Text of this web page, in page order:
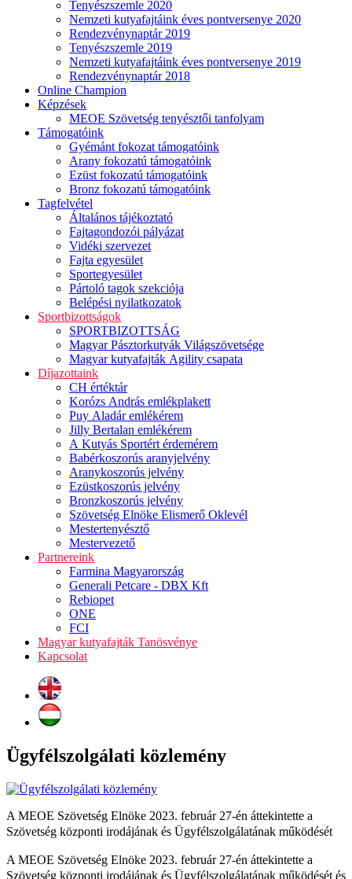
Tenyészszemle 2020
Nemzeti kutyafajtáink éves pontversenye 2020
Rendezvénynaptár 2019
Tenyészszemle 2019
Nemzeti kutyafajtáink éves pontversenye 2019
Rendezvénynaptár 2018
Online Champion
Képzések
MEOE Szövetség tenyésztői tanfolyam
Támogatóink
Gyémánt fokozat támogatóink
Arany fokozatú támogatóink
Ezüst fokozatú támogatóink
Bronz fokozatú támogatóink
Tagfelvétel
Általános tájékoztató
Fajtagondozói pályázat
Vidéki szervezet
Fajta egyesület
Sportegyesület
Pártoló tagok szekciója
Belépési nyilatkozatok
Sportbizottságok
SPORTBIZOTTSÁG
Magyar Pásztorkutyák Világszövetsége
Magyar kutyafajták Agility csapata
Díjazottaink
CH értéktár
Korózs András emlékplakett
Puy Aladár emlékérem
Jilly Bertalan emlékérem
A Kutyás Sportért érdemérem
Babérkoszorús aranyjelvény
Aranykoszorús jelvény
Ezüstkoszorús jelvény
Bronzkoszorús jelvény
Szövetség Elnöke Elismerő Oklevél
Mestertenyésztő
Mestervezető
Partnereink
Farmina Magyarország
Generali Petcare - DBX Kft
Rebiopet
ONE
FCI
Magyar kutyafajták Tanösvénye
Kapcsolat
Ügyfélszolgálati közlemény
A MEOE Szövetség Elnöke 2023. február 27-én áttekintette a
Szövetség központi irodájának és Ügyfélszolgálatának működését
A MEOE Szövetség Elnöke 2023. február 27-én áttekintette a
Szövetség központi irodájának és Ügyfélszolgálatának működését és